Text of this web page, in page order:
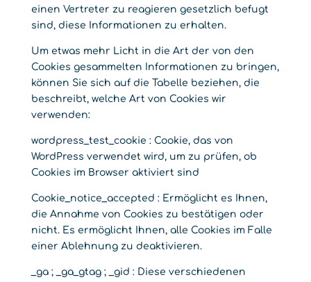
einen Vertreter zu reagieren gesetzlich befugt
sind, diese Informationen zu erhalten.
Um etwas mehr Licht in die Art der von den
Cookies gesammelten Informationen zu bringen,
können Sie sich auf die Tabelle beziehen, die
beschreibt, welche Art von Cookies wir
verwenden:
wordpress_test_cookie : Cookie, das von
WordPress verwendet wird, um zu prüfen, ob
Cookies im Browser aktiviert sind
Cookie_notice_accepted : Ermöglicht es Ihnen,
die Annahme von Cookies zu bestätigen oder
nicht. Es ermöglicht Ihnen, alle Cookies im Falle
einer Ablehnung zu deaktivieren.
_ga ; _ga_gtag ; _gid : Diese verschiedenen